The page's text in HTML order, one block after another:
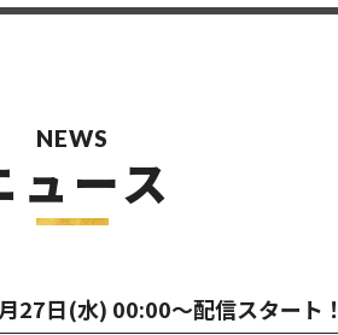
NEWS
ュース
27日(水) 00:00〜配信スタート！